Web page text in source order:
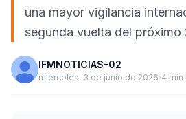
una mayor vigilancia
segunda vuelta del próximo
IFMNOTICIAS-02
miércoles, 3 de junio de 2026 4 min